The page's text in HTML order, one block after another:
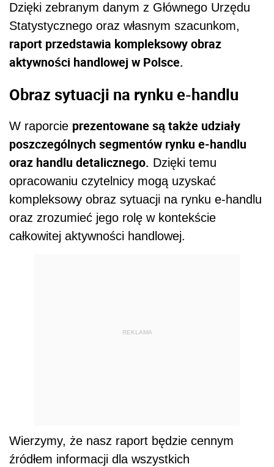
Dzięki zebranym danym z Głównego Urzędu
Statystycznego oraz własnym szacunkom,
raport przedstawia kompleksowy obraz
aktywności handlowej w Polsce.
Obraz sytuacji na rynku e-handlu
W raporcie prezentowane są także udziały
poszczególnych segmentów rynku e-handlu
oraz handlu detalicznego. Dzięki temu
opracowaniu czytelnicy mogą uzyskać
kompleksowy obraz sytuacji na rynku e-handlu
oraz zrozumieć jego rolę w kontekście
całkowitej aktywności handlowej.
REKLAMA
Wierzymy, że nasz raport będzie cennym
źródłem informacji dla wszystkich